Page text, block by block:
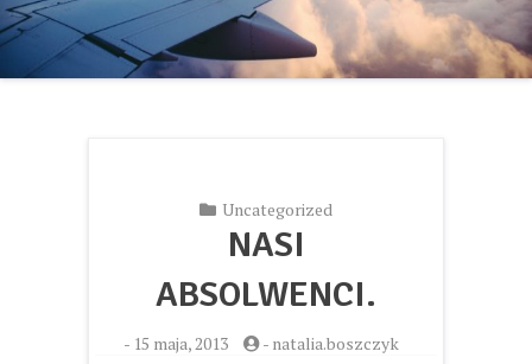
Uncategorized
NASI
ABSOLWENCI.
- 15 maja, 2013 - natalia.boszczyk